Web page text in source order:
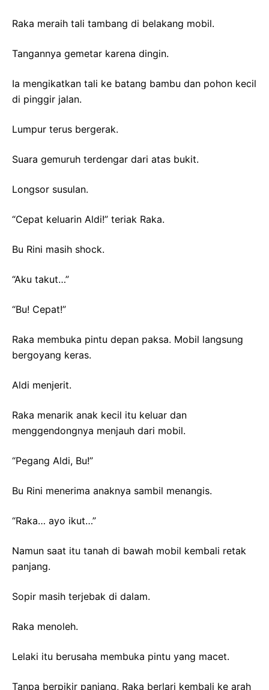
Raka meraih tali tambang di belakang mobil.
Tangannya gemetar karena dingin.
Ia mengikatkan tali ke batang bambu dan pohon kecil
di pinggir jalan.
Lumpur terus bergerak.
Suara gemuruh terdengar dari atas bukit.
Longsor susulan.
“Cepat keluarin Aldi!” teriak Raka.
Bu Rini masih shock.
“Aku takut…”
“Bu! Cepat!”
Raka membuka pintu depan paksa. Mobil langsung
bergoyang keras.
Aldi menjerit.
Raka menarik anak kecil itu keluar dan
menggendongnya menjauh dari mobil.
“Pegang Aldi, Bu!”
Bu Rini menerima anaknya sambil menangis.
“Raka… ayo ikut…”
Namun saat itu tanah di bawah mobil kembali retak
panjang.
Sopir masih terjebak di dalam.
Raka menoleh.
Lelaki itu berusaha membuka pintu yang macet.
Tanpa berpikir panjang, Raka berlari kembali ke arah